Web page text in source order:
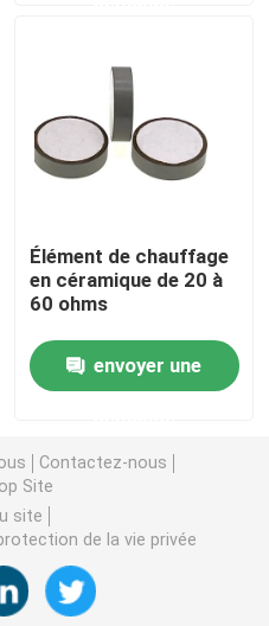
NTC
Élément de chauffage
en céramique de 20 à
60 ohms
envoyer une
Contactez-nous
Site
site
de la vie privée